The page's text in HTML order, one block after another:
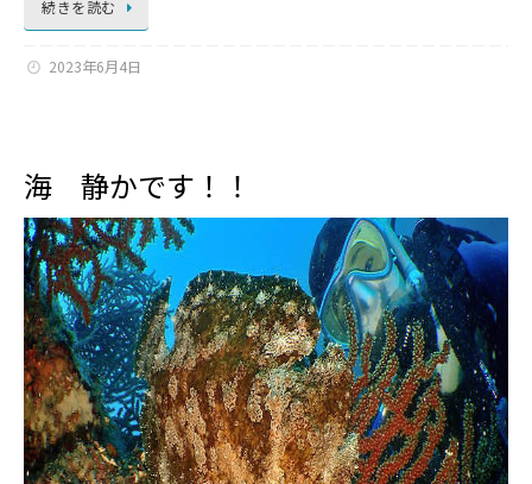
続きを読む
2023年6月4日
海 静かです！！